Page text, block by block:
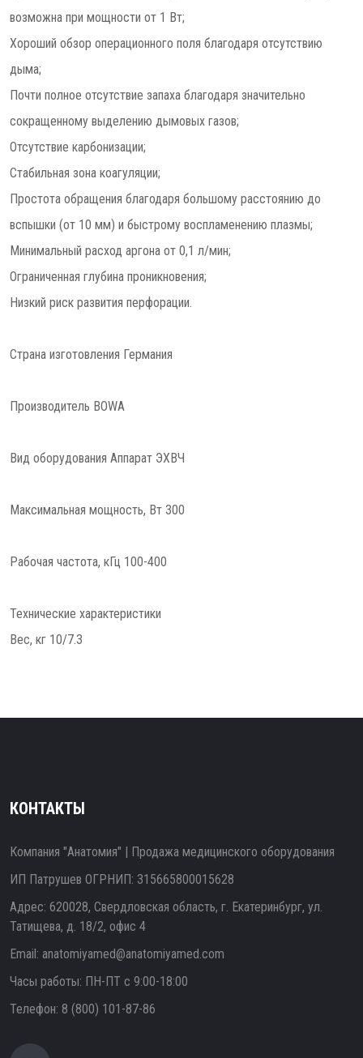
возможна при мощности от 1 Вт;
Хороший обзор операционного поля благодаря отсутствию
дыма;
Почти полное отсутствие запаха благодаря значительно
сокращенному выделению дымовых газов;
Отсутствие карбонизации;
Стабильная зона коагуляции;
Простота обращения благодаря большому расстоянию до
вспышки (от 10 мм) и быстрому воспламенению плазмы;
Минимальный расход аргона от 0,1 л/мин;
Ограниченная глубина проникновения;
Низкий риск развития перфорации.
Страна изготовления Германия
Производитель BOWA
Вид оборудования Аппарат ЭХВЧ
Максимальная мощность, Вт 300
Рабочая частота, кГц 100-400
Технические характеристики
Вес, кг 10/7.3
КОНТАКТЫ
Компания "Анатомия" | Продажа медицинского оборудования
ИП Патрушев ОГРНИП: 315665800015628
Адрес: 620028, Свердловская область, г. Екатеринбург, ул.
Татищева, д. 18/2, офис 4
Email: anatomiyamed@anatomiyamed.com
Часы работы: ПН-ПТ с 9:00-18:00
Телефон: 8 (800) 101-87-86